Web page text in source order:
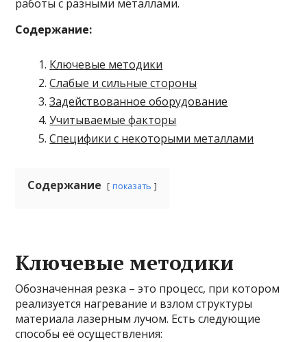
работы с разными металлами.
Содержание:
Ключевые методики
Слабые и сильные стороны
Задействованное оборудование
Учитываемые факторы
Специфики с некоторыми металлами
Содержание показать
Ключевые методики
Обозначенная резка – это процесс, при котором
реализуется нагревание и взлом структуры
материала лазерным лучом. Есть следующие
способы её осуществления: